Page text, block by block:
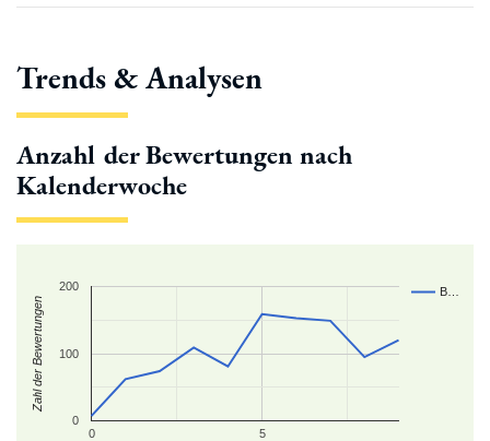
Trends & Analysen
Anzahl der Bewertungen nach
Kalenderwoche
B…
0 5
0
100
200
Zahl der Bewertungen